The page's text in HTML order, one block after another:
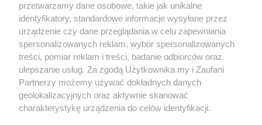
HISTORIE OSOBISTE
przetwarzamy dane osobowe, takie jak unikalne
identyfikatory, standardowe informacje wysyłane przez
urządzenie czy dane przeglądania w celu zapewniania
spersonalizowanych reklam, wybór spersonalizowanych
treści, pomiar reklam i treści, badanie odbiorców oraz
ulepszanie usług. Za zgodą Użytkownika my i Zaufani
Partnerzy możemy używać dokładnych danych
geolokalizacyjnych oraz aktywnie skanować
charakterystykę urządzenia do celów identyfikacji.